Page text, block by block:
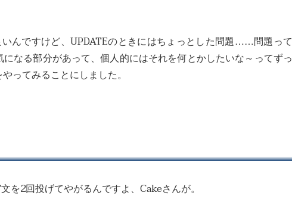
んですけど、UPDATEのときにはちょっとした問題……問題って
なる部分があって、個人的にはそれを何とかしたいな～ってずっ
ってみることにしました。
を2回投げてやがるんですよ、Cakeさんが。